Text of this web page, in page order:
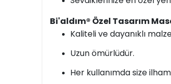
Bi'aldım® Özel Tasarım
Kaliteli ve dayanıklı
Uzun ömürlüdür.
Her kullanımda size